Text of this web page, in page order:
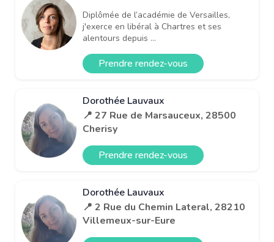
Diplômée de l’académie de Versailles,
j'exerce en libéral à Chartres et ses
alentours depuis ...
Prendre rendez-vous
Dorothée Lauvaux
📍 27 Rue de Marsauceux, 28500
Cherisy
Prendre rendez-vous
Dorothée Lauvaux
📍 2 Rue du Chemin Lateral, 28210
Villemeux-sur-Eure